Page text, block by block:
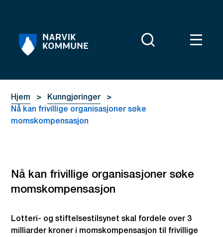
Du er her:
Hjem
Kunngjøringer
Nå kan frivillige organisasjoner søke
momskompensasjon
Nå kan frivillige organisasjoner søke
momskompensasjon
Lotteri- og stiftelsestilsynet skal fordele over 3
milliarder kroner i momskompensasjon til frivillige